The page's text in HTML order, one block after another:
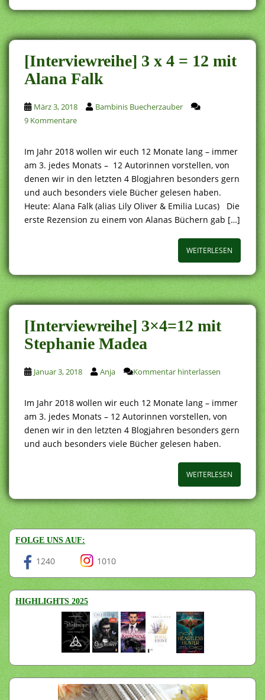
[Interviewreihe] 3 x 4 = 12 mit
Alana Falk
März 3, 2018
Bambinis Buecherzauber
9 Kommentare
Im Jahr 2018 wollen wir euch 12 Monate lang – immer
am 3. jedes Monats – 12 Autorinnen vorstellen, von
denen wir in den letzten 4 Blogjahren besonders gern
und auch besonders viele Bücher gelesen haben.
Heute: Alana Falk (alias Lily Oliver & Emilia Lucas) Die
erste Rezension zu einem von Alanas Büchern gab […]
WEITERLESEN
[Interviewreihe] 3×4=12 mit
Stephanie Madea
Januar 3, 2018 Anja Kommentar hinterlassen
Im Jahr 2018 wollen wir euch 12 Monate lang – immer
am 3. jedes Monats – 12 Autorinnen vorstellen, von
denen wir in den letzten 4 Blogjahren besonders gern
und auch besonders viele Bücher gelesen haben.
WEITERLESEN
FOLGE UNS AUF:
1240 1010
HIGHLIGHTS 2025